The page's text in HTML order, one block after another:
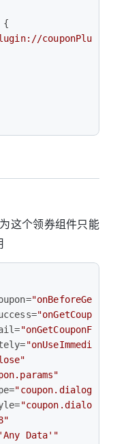
{
这个领券组件只能
=
=
=
=
=
=
Data'"